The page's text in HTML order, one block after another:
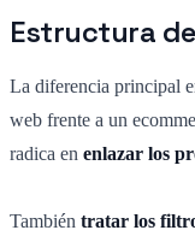
Estructura
La diferencia principal
web frente a un
radica en enlazar los
También tratar los